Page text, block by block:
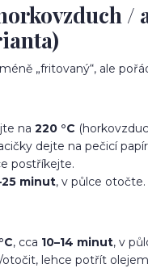
/
„fritovaný“, ale
na 220 °C
dejte na pečicí
postříkejte.
minut, v půlce otočte.
, cca 10–14 minut, v
lehce potřít